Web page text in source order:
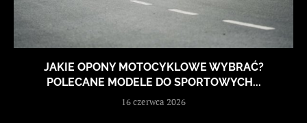
JAKIE OPONY MOTOCYKLOWE WYBRAĆ?
POLECANE MODELE DO SPORTOWYCH...
16 czerwca 2026